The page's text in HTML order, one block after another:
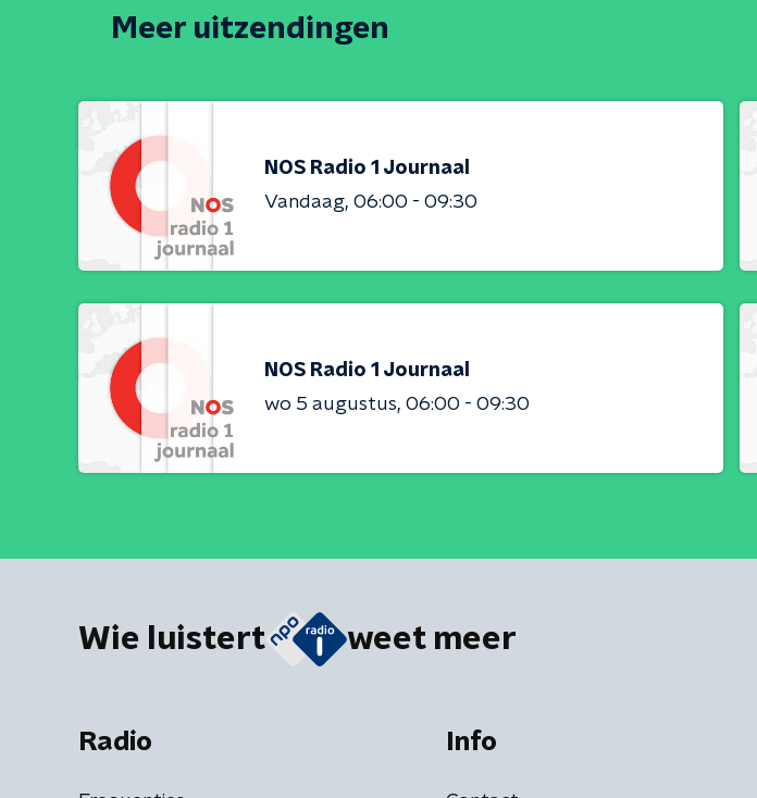
Meer uitzendingen
NOS Radio 1 Journaal
Vandaag 06:00 - 09:30
NOS Radio 1 Journaal
wo 5 augustus 06:00 - 09:30
Wie luistert weet meer
Radio Info